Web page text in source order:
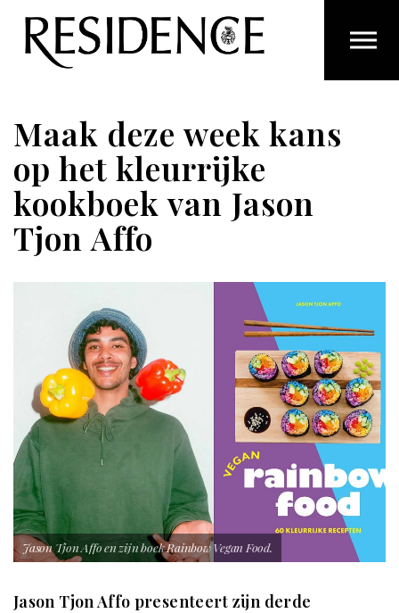
Overslaan en ga direct naar de inhoud
Maak deze week kans
op het kleurrijke
kookboek van Jason
Tjon Affo
Jason Tjon Affo en zijn boek Rainbow Vegan Food.
Jason Tjon Affo presenteert zijn derde